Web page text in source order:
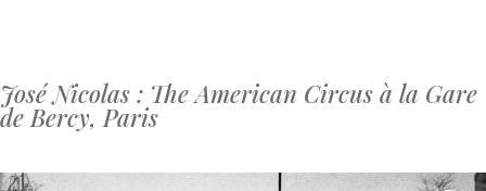
José Nicolas : The American Circus à la Gare
de Bercy, Paris